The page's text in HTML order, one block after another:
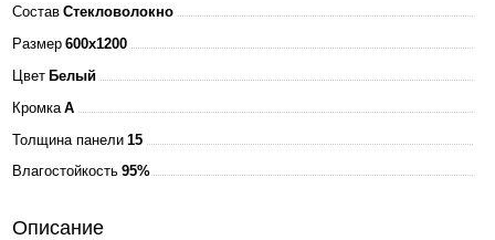
Состав Стекловолокно
Размер 600x1200
Цвет Белый
Кромка A
Толщина панели 15
Влагостойкость 95%
Описание